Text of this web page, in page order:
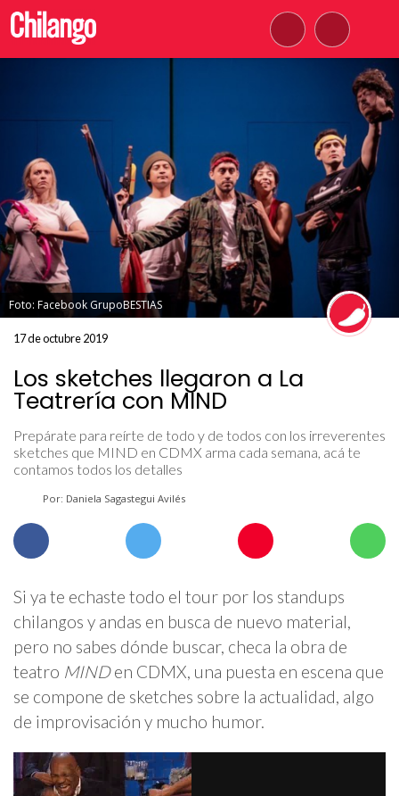
Foto: Facebook GrupoBESTIAS
17 de octubre 2019
Los sketches llegaron a La
Teatrería con MIND
Prepárate para reírte de todo y de todos con los irreverentes
sketches que MIND en CDMX arma cada semana, acá te
contamos todos los detalles
Por: Daniela Sagastegui Avilés
Si ya te echaste todo el tour por los standups
chilangos y andas en busca de nuevo material,
pero no sabes dónde buscar, checa la obra de
teatro MINDen CDMX, una puesta en escena que
se compone de sketches sobre la actualidad, algo
de improvisación y mucho humor.